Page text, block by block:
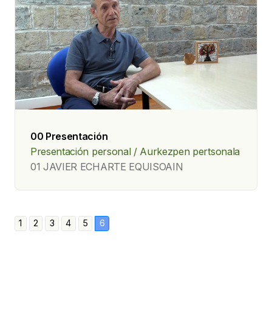
00 Presentación
Presentación personal / Aurkezpen pertsonala
01 JAVIER ECHARTE EQUISOAIN
1 2 3 4 5 6